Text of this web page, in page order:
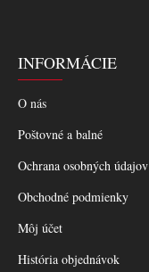
INFORMÁCIE
O nás
Poštovné a balné
Ochrana osobných údajov
Obchodné podmienky
Môj účet
História objednávok